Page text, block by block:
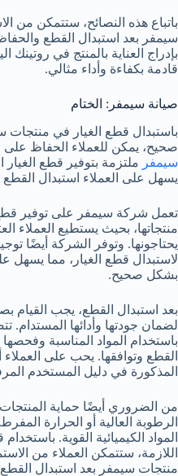
باتباع هذه النصائح، ستتمكن من
سيمفر بعد استبدال القطع
بإدراج العناية بالمنتج في
قادمة بكفاءة وأداء مثالي.
صيانة سيمفر: الختام
باستبدال قطع الغيار في منتجات
صحيح، يمكن للعملاء الحفاظ على
سيمفر ملتزمة بتوفير قطع الغيار
يسهل على العملاء استبدال القطع
تعمل شركة سيمفر على توفير قطع
منتجاتها، بحيث يستطيع العملاء
يحتاجونها. وتوفر الشركة أيضًا
لاستبدال قطع الغيار، مما يسهل
بشكل صحيح.
بعد استبدال القطع، يجب القيام
لضمان جودتها وأدائها المستدام.
باستخدام المواد المناسبة
القطع وتوافقها. يحب على العملاء
المذكورة في دليل المستخدم
من الضروري أيضًا حماية المنتجات
الرطوبة العالية أو الحرارة
المواد الكيميائية القوية.
اللازمة، ستتمكن العملاء من
منتجات سيمفر بعد استبدال القطع